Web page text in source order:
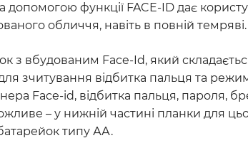
функції FACE-ID дає
обличчя, навіть в повній темряві.
з вбудованим Face-Id, який
зчитування відбитка пальця та
Face-id, відбитка пальця, пароля,
– у нижній частині планки для
типу АА.